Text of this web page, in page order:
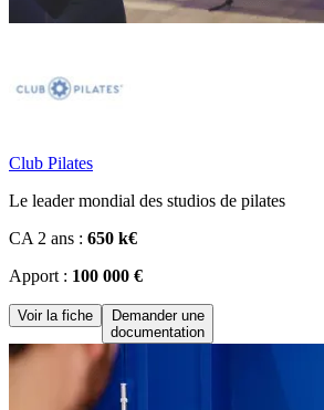
Club Pilates
Le leader mondial des studios de pilates
CA 2 ans : 650 k€
Apport : 100 000 €
Voir la fiche
Demander une
documentation